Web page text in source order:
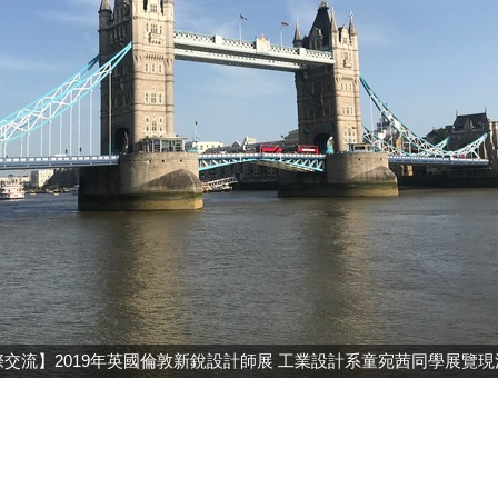
流】2019年英國倫敦新銳設計師展 工業設計系童宛茜同學展覽